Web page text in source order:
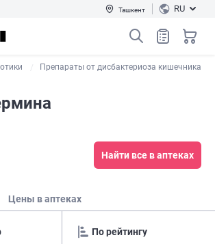
Ташкент RU
Препараты от дисбактериоза кишечника
Найти все в аптеках
Цены в аптеках